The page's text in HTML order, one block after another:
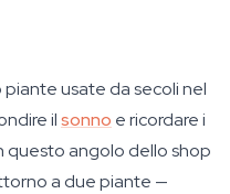
usate da secoli nel
ilsonno e ricordare i
questo angolo dello shop
a due piante —